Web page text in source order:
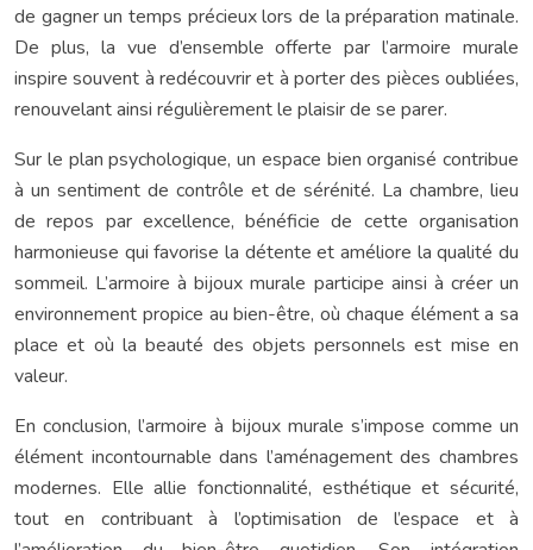
de gagner un temps précieux lors de la préparation matinale.
De plus, la vue d’ensemble offerte par l’armoire murale
inspire souvent à redécouvrir et à porter des pièces oubliées,
renouvelant ainsi régulièrement le plaisir de se parer.
Sur le plan psychologique, un espace bien organisé contribue
à un sentiment de contrôle et de sérénité. La chambre, lieu
de repos par excellence, bénéficie de cette organisation
harmonieuse qui favorise la détente et améliore la qualité du
sommeil. L’armoire à bijoux murale participe ainsi à créer un
environnement propice au bien-être, où chaque élément a sa
place et où la beauté des objets personnels est mise en
valeur.
En conclusion, l’armoire à bijoux murale s’impose comme un
élément incontournable dans l’aménagement des chambres
modernes. Elle allie fonctionnalité, esthétique et sécurité,
tout en contribuant à l’optimisation de l’espace et à